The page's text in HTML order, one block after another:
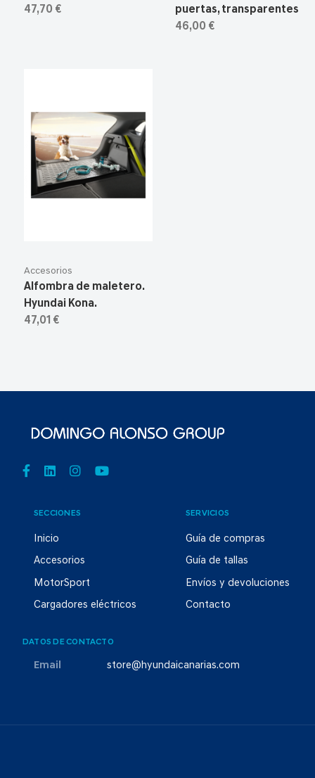
47,70 €
puertas, transparentes
46,00 €
Accesorios
Alfombra de maletero.
Hyundai Kona.
47,01 €
SECCIONES
Inicio
Accesorios
MotorSport
Cargadores eléctricos
SERVICIOS
Guía de compras
Guía de tallas
Envíos y devoluciones
Contacto
DATOS DE CONTACTO
Email store@hyundaicanarias.com